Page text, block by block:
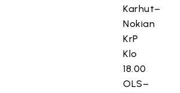
Karhut–
Nokian
KrP
Klo
18.00
OLS–